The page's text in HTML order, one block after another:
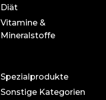
Diät
Vitamine &
Mineralstoffe
Spezialprodukte
Sonstige Kategorien